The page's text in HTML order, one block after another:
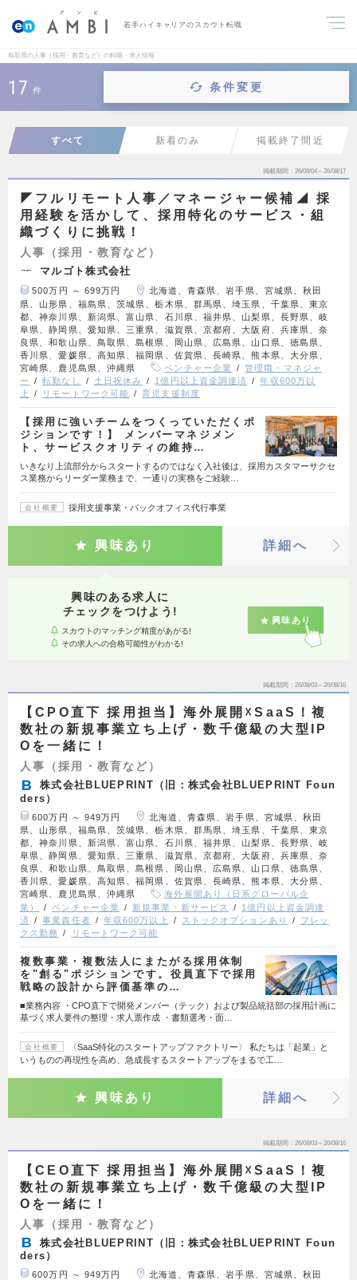
若手ハイキャリアのスカウト転職
鳥取県の人事（採用・教育など）の転職・求人情報
17 件 条件変更
すべて 新着のみ 掲載終了間近
掲載期間 26/08/04～26/08/17
◤フルリモート人事／マネージャー候補◢ 採
用経験を活かして、採用特化のサービス・組
織づくりに挑戦！
人事（採用・教育など）
マルゴト株式会社
500万円 ～ 699万円
北海道、青森県、岩手県、宮城県、秋田
県、山形県、福島県、茨城県、栃木県、群馬県、埼玉県、千葉県、東京
都、神奈川県、新潟県、富山県、石川県、福井県、山梨県、長野県、岐
阜県、静岡県、愛知県、三重県、滋賀県、京都府、大阪府、兵庫県、奈
良県、和歌山県、鳥取県、島根県、岡山県、広島県、山口県、徳島県、
香川県、愛媛県、高知県、福岡県、佐賀県、長崎県、熊本県、大分県、
宮崎県、鹿児島県、沖縄県
ベンチャー企業
管理職・マネジャ
ー
転勤なし 土日祝休み 1億円以上資金調達済
年収600万以
上
リモートワーク可能 育児支援制度
【採用に強いチームをつくっていただくポ
ジションです！】 メンバーマネジメン
ト、サービスクオリティの維持…
いきなり上流部分からスタートするのではなく入社後は、採用カスタマーサクセ
ス業務からリーダー業務まで、一通りの実務をご経験…
会社概要 採用支援事業・バックオフィス代行事業
興味あり 詳細へ
興味のある求人に
チェックをつけよう!
スカウトのマッチング精度があがる!
その求人への合格可能性がわかる!
興味あり
掲載期間 26/08/03～26/08/16
【CPO直下 採用担当】海外展開☓SaaS！複
数社の新規事業立ち上げ・数千億級の大型IP
Oを一緒に！
人事（採用・教育など）
株式会社BLUEPRINT（旧：株式会社BLUEPRINT Foun
ders）
600万円 ～ 949万円
北海道、青森県、岩手県、宮城県、秋田
県、山形県、福島県、茨城県、栃木県、群馬県、埼玉県、千葉県、東京
都、神奈川県、新潟県、富山県、石川県、福井県、山梨県、長野県、岐
阜県、静岡県、愛知県、三重県、滋賀県、京都府、大阪府、兵庫県、奈
良県、和歌山県、鳥取県、島根県、岡山県、広島県、山口県、徳島県、
香川県、愛媛県、高知県、福岡県、佐賀県、長崎県、熊本県、大分県、
宮崎県、鹿児島県、沖縄県
海外展開あり（日系グローバル企
業）
ベンチャー企業 新規事業・新サービス
1億円以上資金調達
済
事業責任者 年収600万以上 ストックオプションあり
フレッ
クス勤務
リモートワーク可能
複数事業・複数法人にまたがる採用体制
を"創る"ポジションです。役員直下で採用
戦略の設計から評価基準の…
■業務内容 ・CPO直下で開発メンバー（テック）および製品統括部の採用計画に
基づく求人要件の整理・求人票作成 ・書類選考・面…
会社概要
〈SaaS特化のスタートアップファクトリー〉 私たちは「起業」と
いうものの再現性を高め、急成長するスタートアップをまるで工…
興味あり 詳細へ
掲載期間 26/08/03～26/08/16
【CEO直下 採用担当】海外展開☓SaaS！複
数社の新規事業立ち上げ・数千億級の大型IP
Oを一緒に！
人事（採用・教育など）
株式会社BLUEPRINT（旧：株式会社BLUEPRINT Foun
ders）
600万円 ～ 949万円
北海道、青森県、岩手県、宮城県、秋田